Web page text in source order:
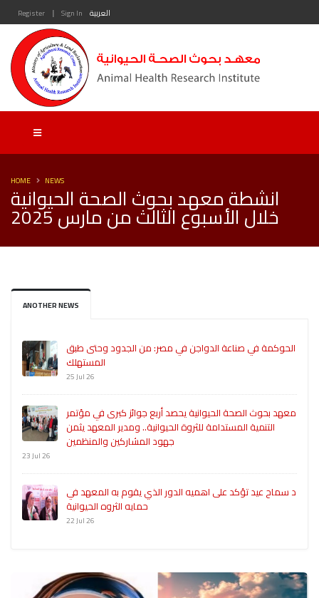
Register | Sign In العربية
انشطة معهد بحوث الصحة الحيوانية
خلال الأسبوع الثالث من مارس 2025
HOME NEWS
ANOTHER NEWS
الحوكمة في صناعة الدواجن في مصر: من الجدود وحتى طبق
المستهلك
25 Jul 26
معهد بحوث الصحة الحيوانية يحصد أربع جوائز كبرى في مؤتمر
التنمية المستدامة للثروة الحيوانية.. ومدير المعهد يثمن
جهود المشاركين والمنظمين
23 Jul 26
د سماح عيد تؤكد على اهميه الدور الذي يقوم به المعهد في
حمايه الثروه الحيوانية
22 Jul 26